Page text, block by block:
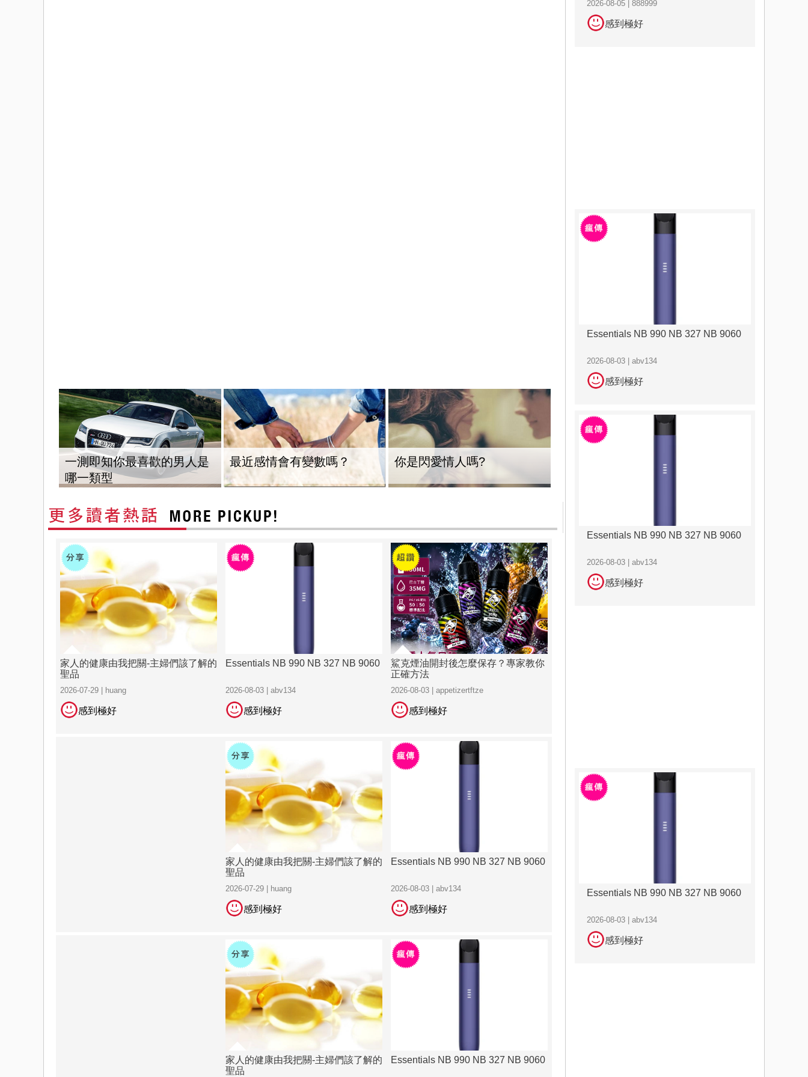
一測即知你最喜歡的男人是
哪一類型
最近感情會有變數嗎？ 你是閃愛情人嗎?
家人的健康由我把關-主婦們該了解的
聖品
2026-07-29 | huang
感到極好
Essentials NB 990 NB 327 NB 9060
2026-08-03 | abv134
感到極好
鯊克煙油開封後怎麼保存？專家教你
正確方法
2026-08-03 | appetizertftze
感到極好
家人的健康由我把關-主婦們該了解的
聖品
2026-07-29 | huang
感到極好
Essentials NB 990 NB 327 NB 9060
2026-08-03 | abv134
感到極好
家人的健康由我把關-主婦們該了解的
聖品
Essentials NB 990 NB 327 NB 9060
2026-08-05 | 888999
感到極好
Essentials NB 990 NB 327 NB 9060
2026-08-03 | abv134
感到極好
Essentials NB 990 NB 327 NB 9060
2026-08-03 | abv134
感到極好
Essentials NB 990 NB 327 NB 9060
2026-08-03 | abv134
感到極好